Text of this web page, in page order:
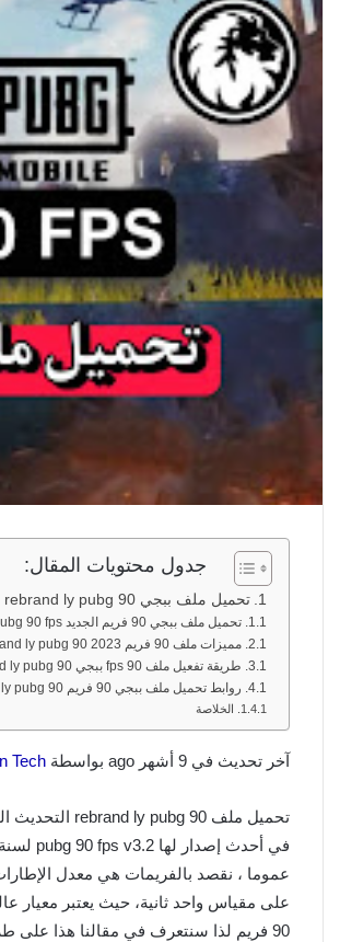
جدول محتويات المقال:
تحميل ملف ببجي rebrand ly pubg 90 الجديد
تحميل ملف ببجي 90 فريم الجديد rebrand ly pubg 90 fps
مميزات ملف 90 فريم rebrand ly pubg 90 2023
طريقة تفعيل ملف 90 fps ببجي rebrand ly pubg 90 التحديث الجديد 2.3
روابط تحميل ملف ببجي 90 فريم rebrand ly pubg 90 التحديث الجديد 2.3
الخلاصة
آخر تحديث في 9 أشهر ago بواسطة Tech
على مقياس واحد ثانية، حيث يعتبر معيار
90 فريم لذا سنتعرف في مقالنا هذا على طريقة تحميل ملف ببجي التحديث الجديد pubg 90 fps file و كذا كيفية دمجه.